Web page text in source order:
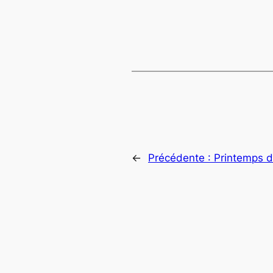
← Précédente : Printemps